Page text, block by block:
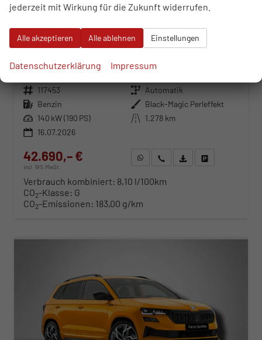
Skoda Karoq
unverbindliche Lieferzeit:21.08.2026 Neuwagen
Fahrzeugnr. 117453 Getriebe Automatik
Kraftstoff Benzin Außenfarbe Black-Magic Perleffekt
Leistung 140 kW (190 PS) Kilometerstand 1.278 km
16.07.2026
42.690,– €
incl. 19% MwSt.
WhatsApp anfragen
Wir rufen Sie anFahrzeugexposé (PDF)
Verbrauch kombiniert: 8,10 l/100km
CO2-Klasse: G
CO2-Emissionen: 183,00 g/km
jederzeit mit Wirkung für die Zukunft widerrufen.
Alle akzeptieren Alle ablehnen Einstellungen
Datenschutzerklärung Impressum